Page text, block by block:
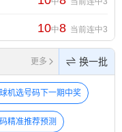
更多 换一批
机选号码下一期中奖
精准推荐预测